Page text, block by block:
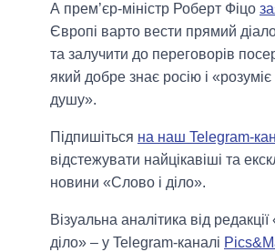
А прем’єр-міністр Роберт Фіцо
Європі варто вести прямий
та залучити до переговорів
який добре знає росію і «розуміє
душу».
Підпишіться на наш Telegram-
відстежувати найцікавіші та
новини «Слово і діло».
Візуальна аналітика від
діло» – у Telegram-каналі